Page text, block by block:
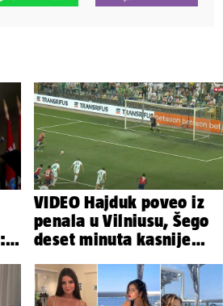
VIDEO Hajduk poveo iz
penala u Vilniusu, Šego
deset minuta kasnije